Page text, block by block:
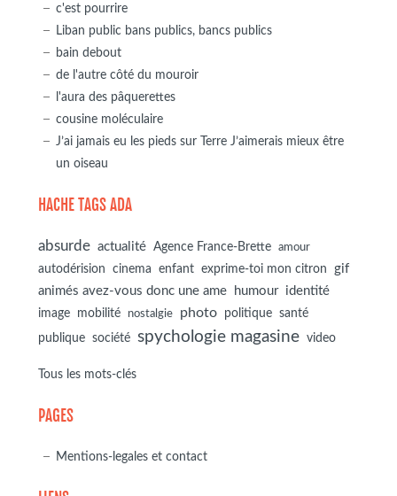
c'est pourrire
Liban public bans publics, bancs publics
bain debout
de l'autre côté du mouroir
l'aura des pâquerettes
cousine moléculaire
J’ai jamais eu les pieds sur Terre J’aimerais mieux être
un oiseau
HACHE TAGS ADA
absurde actualité Agence France-Brette amour
autodérision cinema enfant exprime-toi mon citron
gif
animés avez-vous donc une ame
humour identité
image mobilité nostalgie photo politique
santé
publique
société spychologie magasine video
Tous les mots-clés
PAGES
Mentions-legales et contact